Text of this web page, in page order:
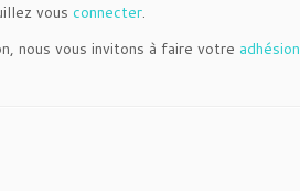
vous connecter.
nous vous invitons à faire votre adhésion